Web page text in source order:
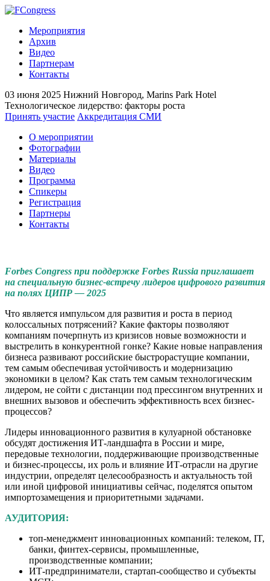
Мероприятия
Архив
Видео
Партнерам
Контакты
03 июня 2025 Нижний Новгород, Marins Park Hotel
Технологическое лидерство: факторы роста
Принять участие Аккредитация СМИ
О мероприятии
Фотографии
Материалы
Видео
Программа
Спикеры
Регистрация
Партнеры
Контакты
Forbes Congress при поддержке Forbes Russia приглашает
на специальную бизнес-встречу лидеров цифрового развития
на полях ЦИПР — 2025
Что является импульсом для развития и роста в период
колоссальных потрясений? Какие факторы позволяют
компаниям почерпнуть из кризисов новые возможности и
выстрелить в конкурентной гонке? Какие новые направления
бизнеса развивают российские быстрорастущие компании,
тем самым обеспечивая устойчивость и модернизацию
экономики в целом? Как стать тем самым технологическим
лидером, не сойти с дистанции под прессингом внутренних и
внешних вызовов и обеспечить эффективность всех бизнес-
процессов?
Лидеры инновационного развития в кулуарной обстановке
обсудят достижения ИТ-ландшафта в России и мире,
передовые технологии, поддерживающие производственные
и бизнес-процессы, их роль и влияние ИТ-отрасли на другие
индустрии, определят целесообразность и актуальность той
или иной цифровой инициативы сейчас, поделятся опытом
импортозамещения и приоритетными задачами.
АУДИТОРИЯ:
топ-менеджмент инновационных компаний: телеком, IT,
банки, финтех-сервисы, промышленные,
производственные компании;
ИТ-предприниматели, стартап-сообщество и субъекты